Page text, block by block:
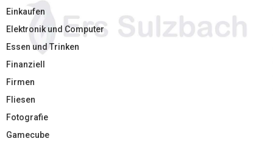
Einkaufen
Elektronik und Computer
Essen und Trinken
Finanziell
Firmen
Fliesen
Fotografie
Gamecube